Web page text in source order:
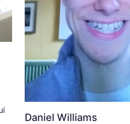
Daniel Williams